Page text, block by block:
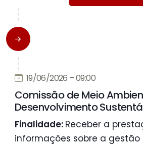
19/06/2026 – 09:00
Comissão de Meio
Desenvolvimento
Finalidade: Receber a
informações sobre a gestão